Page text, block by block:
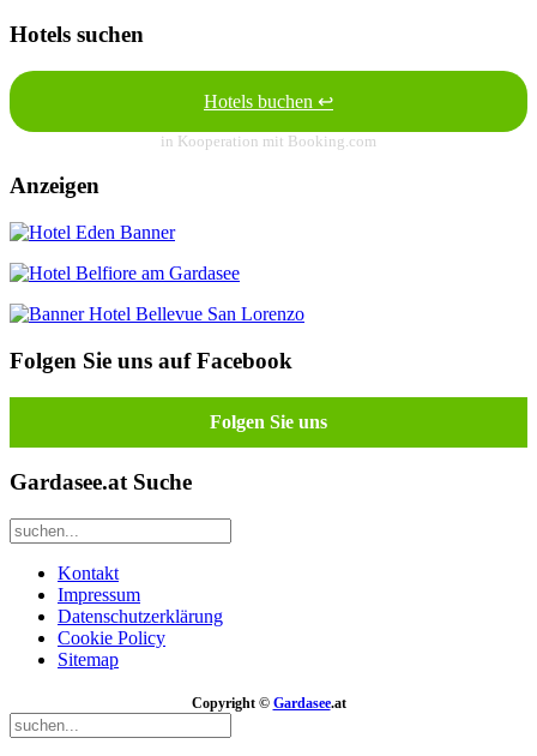
Hotels suchen
Hotels buchen ↩
in Kooperation mit Booking.com
Anzeigen
Folgen Sie uns auf Facebook
Folgen Sie uns
Gardasee.at Suche
Kontakt
Impressum
Datenschutzerklärung
Cookie Policy
Sitemap
Copyright © Gardasee.at